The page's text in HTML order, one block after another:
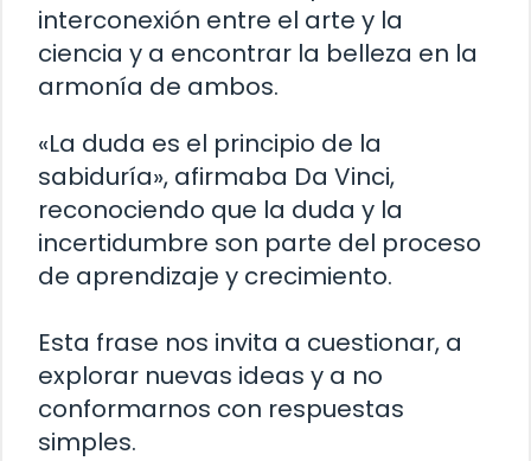
interconexión entre el arte y la
ciencia y a encontrar la belleza en la
armonía de ambos.
«La duda es el principio de la
sabiduría», afirmaba Da Vinci,
reconociendo que la duda y la
incertidumbre son parte del proceso
de aprendizaje y crecimiento.
Esta frase nos invita a cuestionar, a
explorar nuevas ideas y a no
conformarnos con respuestas
simples.